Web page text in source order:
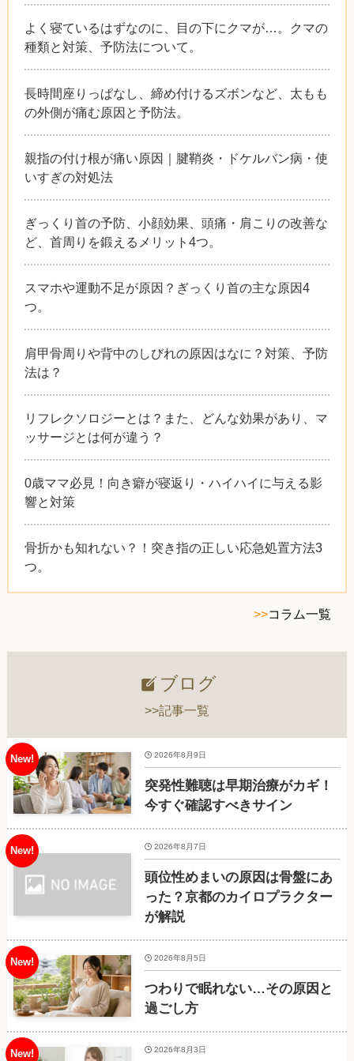
よく寝ているはずなのに、目の下にクマが…。クマの
種類と対策、予防法について。
長時間座りっぱなし、締め付けるズボンなど、太もも
の外側が痛む原因と予防法。
親指の付け根が痛い原因｜腱鞘炎・ドケルバン病・使
いすぎの対処法
ぎっくり首の予防、小顔効果、頭痛・肩こりの改善な
ど、首周りを鍛えるメリット4つ。
スマホや運動不足が原因？ぎっくり首の主な原因4
つ。
肩甲骨周りや背中のしびれの原因はなに？対策、予防
法は？
リフレクソロジーとは？また、どんな効果があり、マ
ッサージとは何が違う？
0歳ママ必見！向き癖が寝返り・ハイハイに与える影
響と対策
骨折かも知れない？！突き指の正しい応急処置方法3
つ。
>>コラム一覧
ブログ
>>記事一覧
突発性難聴は早期治療がカギ！
今すぐ確認すべきサイン
2026年8月9日
頭位性めまいの原因は骨盤にあ
った？京都のカイロプラクター
が解説
2026年8月7日
つわりで眠れない…その原因と
過ごし方
2026年8月5日
2026年8月3日